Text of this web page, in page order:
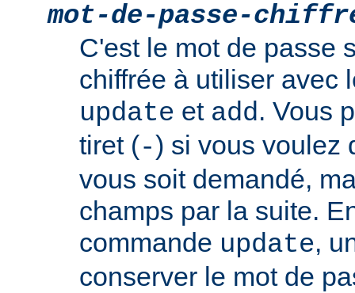
mot-de-passe-
C'est le mot de passe
chiffrée à utiliser avec
update et add. Vous
tiret (-) si vous voulez
vous soit demandé,
champs par la suite.
commande update,
conserver le mot de